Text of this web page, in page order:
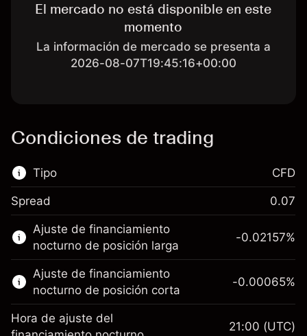
El mercado no está disponible en este
momento
La información de mercado se presenta a
2026-08-07T19:45:16+00:00
Condiciones de trading
Tipo
Este mercado financiero está disponible para
hacer trading con CFD.
Obtén más información sobre:
CFD
CFD
Spread 0.07
Ajuste de financiamiento
nocturno de posición larga
-0.02157%
Ajuste de financiamiento
nocturno de posición corta
-0.00065%
Hora de ajuste del
21:00 (UTC)